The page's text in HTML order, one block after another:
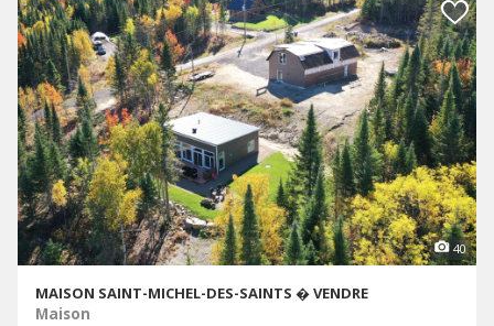
40
MAISON SAINT-MICHEL-DES-SAINTS � VENDRE
Maison